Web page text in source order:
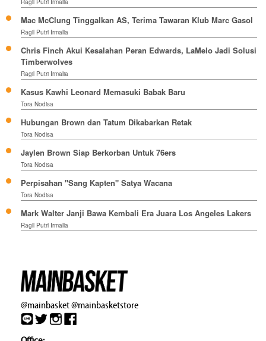
Ragil Putri Irmalia
Mac McClung Tinggalkan AS, Terima Tawaran Klub Marc Gasol
Ragil Putri Irmalia
Chris Finch Akui Kesalahan Peran Edwards, LaMelo Jadi Solusi
Timberwolves
Ragil Putri Irmalia
Kasus Kawhi Leonard Memasuki Babak Baru
Tora Nodisa
Hubungan Brown dan Tatum Dikabarkan Retak
Tora Nodisa
Jaylen Brown Siap Berkorban Untuk 76ers
Tora Nodisa
Perpisahan "Sang Kapten" Satya Wacana
Tora Nodisa
Mark Walter Janji Bawa Kembali Era Juara Los Angeles Lakers
Ragil Putri Irmalia
@mainbasket@mainbasketstore